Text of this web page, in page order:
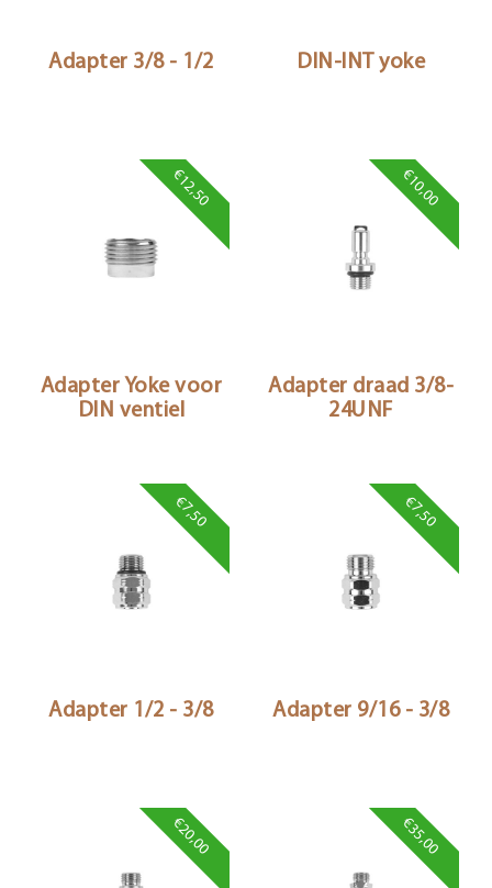
Adapter 3/8 - 1/2 DIN-INT yoke
€12,50
Adapter Yoke voor
DIN ventiel
€10,00
Adapter draad 3/8-
24UNF
€7,50
Adapter 1/2 - 3/8
€7,50
Adapter 9/16 - 3/8
€20,00 €35,00